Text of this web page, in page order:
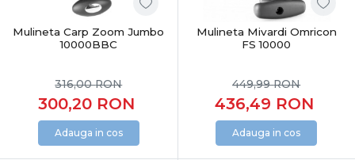
Mulineta Carp Zoom Jumbo
10000BBC
300,20 RON
316,00RON
Adauga in cos
Mulineta Mivardi Omricon
FS 10000
436,49 RON
449,99RON
Adauga in cos